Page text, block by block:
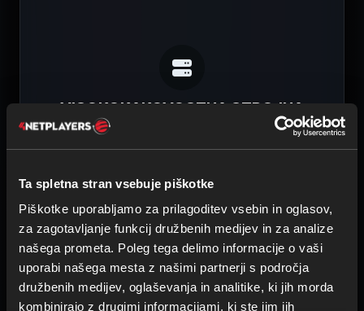
Ta spletna stran vsebuje piškotke
Piškotke uporabljamo za prilagoditev vsebin in oglasov,
za zagotavljanje funkcij družbenih medijev in za analize
našega prometa. Poleg tega delimo informacije o vaši
uporabi našega mesta z našimi partnerji s področja
družbenih medijev, oglaševanja in analitike, ki jih morda
kombinirajo z drugimi informacijami, ki ste jim jih
VISOKOKAKOVOSTNA STROJNA
Procesorji Intel in AMD
SSD-hramba